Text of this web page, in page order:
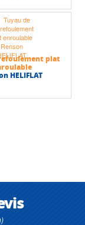
plat
HELIFLAT